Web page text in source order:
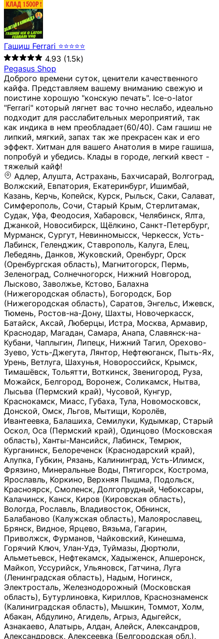
Гашиш Ferrari ⭐⭐⭐⭐⭐
4.93 (1.5k)
Pegasus Shop
Доброго времени суток, ценители качественного
кайфа. Представляем вашему вниманию свежую и
поистине хорошую "конскую печать". Ice-o-lator
"Ferrari" который лягнет вас точно неслабо, идеально
подходит для расслабительных мероприятий, так
как индика в нем преобладает(60/40). Сам гашиш не
липкий, мягкий, запах так же прекрасен как и его
эффект. Хитман для вашего Анатолия в мире гашиша,
попробуй и убедись. Клады в городе, легкий квест -
тяжелый кайф!
Адлер, Алушта, Астрахань, Бахчисарай, Волгоград, Волжский, Евпатория, Екатеринбург, Ишимбай, Казань, Керчь, Копейск, Курск, Рыльск, Саки, Салават, Симферополь, Сочи, Старый Крым, Стерлитамак, Судак, Уфа, Феодосия, Хабаровск, Челябинск, Ялта, Джанкой, Новосибирск, Щёлкино, Санкт-Петербург, Мурманск, Сургут, Невинномысск, Черкесск, Усть-Лабинск, Геленджик, Ставрополь, Калуга, Елец, Лебедянь, Данков, Жуковский, Оренбург, Орск (Оренбургская область), Магнитогорск, Пермь, Зеленоград, Солнечногорск, Нижний Новгород, Лысково, Заволжье, Кстово, Балахна (Нижегородская область), Богородск, Бор (Нижегородская область), Саратов, Энгельс, Ижевск, Тюмень, Ростов-на-Дону, Шахты, Новочеркасск, Батайск, Аксай, Люберцы, Истра, Москва, Армавир, Краснодар, Магадан, Самара, Анапа, Славянск-на-Кубани, Чаплыгин, Липецк, Нижний Тагил, Орехово-Зуево, Усть-Джегута, Лянтор, Нефтеюганск, Пыть-Ях, Урень, Ветлуга, Шахунья, Новороссийск, Крымск, Тимашёвск, Тольятти, Воткинск, Звенигород, Руза, Можайск, Белгород, Воронеж, Соликамск, Нытва, Лысьва (Пермский край), Чусовой, Кунгур, Краснокамск, Миасс, Губаха, Тула, Новомосковск, Донской, Омск, Льгов, Мытищи, Королёв, Ивантеевка, Балашиха, Семилуки, Кудымкар, Старый Оскол, Оса (Пермский край), Одинцово (Московская область), Ханты-Мансийск, Лабинск, Темрюк, Курганинск, Белореченск (Краснодарский край), Алупкa, Губкин, Рязань, Калининград, Усть-Илимск, Фрязино, Минеральные Воды, Пятигорск, Кострома, Ярославль, Коркино, Верхняя Пышма, Подольск, Красноярск, Смоленск, Долгопрудный, Чебоксары, Калачинск, Канск, Киров (Кировская область), Вологда, Рославль, Владивосток, Обнинск, Балабаново (Калужская область), Малоярославец, Брянск, Видное, Ярцево, Вязьма, Гагарин, Приволжск, Фурманов, Чайковский, Кинешма, Горячий Ключ, Улан-Удэ, Туймазы, Дюртюли, Альметьевск, Нефтекамск, Хадыженск, Апшеронск, Майкоп, Уссурийск, Ульяновск, Гатчина, Луга (Ленинградская область), Надым, Ногинск, Электросталь, Железнодорожный (Московская область), Бутурлиновка, Кириллов, Краснознаменск (Калиниградская область), Мышкин, Томмот, Холм, Абакан, Абдулино, Агидель, Агрыз, Адыгейск, Азнакаево, Алатырь, Алдан, Алейск, Александров, Александровск, Алексеевка (Белгородская обл.), Алексин, Амурск, Анадырь, Ангарск, Андреаполь, Анжеро-Судженск, Анива, Апатиты, Арамиль, Ардон, Арзамас, Аркадак, Арсеньев, Артём, Артёмовский, Архангельск, Асбест, Асино, Аткарск, Ахтубинск, Аша, Бабаево (Вологодская область), Бавлы (Республика Татарстан), Байкальск, Бакал, Баксан, Балаклава, Балаково (Саратовская область), Балашов (Саратовская область), Балтийск, Барабинск, Барнаул, Барыш (Ульяновская область), Бежецк, Белая Калитва (Ростовская область), Белебей, Белогорск (Крым), Белозерск, Белокуриха, Беломорск, Белоозёрский (Московская область), Белорецк (Республика Башкортостан), Кызыл, Белоярский (Ханты-Мансийский АО), Бердск, Березники (Пермский край), Берёзовский (Кемеровская область), Берёзовский (Свердловская область), Беслан, Бийск, Бикин, Билибино, Биробиджан, Благовещенск (Амурская область), Благовещенск (Башкортостан), Бобров, Богородицк, Боготол, Богучар, Бокситогорск (Ленинградская область), Бологое (Тверская область), Болхов, Большой Камень (Приморский край), Борисоглебск (Воронежская область), Боровичи (Новгородская область), Боровск, Бородино, Братск, Бронницы (Московская область), Бугульма (Республика Татарстан), Бугуруслан (Оренбургская область), Буинск, Буй, Буйнакск, Валдай, Валуйки, Велиж, Великие Луки, Великий Новгород, Великий Устюг, Вельск, Венёв, Верещагино, Верхнеуральск, Верхний Уфалей, Верхняя Салда, Верхняя Тура, Весьегонск, Вилючинск, Вихоревка, Вичуга, Владикавказ, Волгодонск, Волгореченск, Володарск, Волосово, Волчанск, Вольск, Воркута, Ворсма, Всеволожск (Ленинградская область), Вуктыл, Выкса, Высоковск, Высоцк, Вытегра, Вышний Волочёк, Вяземский, Вязники, Вятские Поляны, Нея, Шилка, Гаврилов Посад, Гаврилов-Ям, Гай, Галич, Гдов, Голицыно, Горно-Алтайск, Горнозаводск, Горняк, Городец, Гороховец, Гремячинск, Грозный, Грязи, Грязовец, Губкинский, Гуково, Гулькевичи, Гурьевск (Калининградская область), Гурьевск (Кемеровская область), Гусев, Гусь-Хрустальный, Давлеканово, Далматово, Дальнегорск, Дегтярск, Дедовск, Демидов, Дербент, Десногорск, Дзержинск, Дзержинский (Московская область), Дивногорск, Димитровград, Дмитровск, Дно, Добрянка, Долинск, Домодедово, Донецк (ДНР), Дорогобуж, Дрезна, Дубна, Дудинка, Духовщина, Дятьково, Егорьевск, Елабуга, Елизово, Ельня (Будет изменено название), Емва, Енисейск, Ермолино, Ершов, Ессентуки, Ефремов, Железноводск, Железногорск (Красноярский край), Железногорск (Курская область), Железногорск-Илимский, Жигулёвск, Жиздра, Жирновск, Жуков, Жуковка, Заводоуковск, Заволжск, Задонск, Заинск, Заозёрный, Заозёрск, Западная Двина, Заполярный, Зарайск, Заречный (Пензенская область), Заречный (Свердловская область), Заринск, Звенигово, Зверево, Зеленогорск ( Ленинградская обл. ), Зеленоградск, Зеленодольск, Зеленокумск, Зерноград, Зима, Змеиногорск, Зубцов, Ивангород, Иваново, Ивдель, Избербаш, Изобильный, Иланский, Инза, Инкерман, Инта, Ипатово, Искитим, Йошкар-Ола, Кадников, Калач, Калач-на-Дону, Калининск, Калтан, Калязин, Камбарка, Каменка (Пензенская область), Каменногорск (Ленинградская область), Каменск-Уральский, Каменск-Шахтинский, Камень-на-Оби, Камешково, Камышин, Канаш, Кандалакша, Карабаново, Карабаш, Карачаевск, Каргат, Каргополь, Карпинск, Карталы, Касимов, Касли, Каспийск, Катав-Ивановск, Катайск, Качканар, Кашин, Кашира, Кемерово, Кемь, Кизел, Кизилюрт, Кизляр, Кимовск, Кимры, Кингисепп, Кинель, Киреевск, Киренск, Киржач, Кириши, Кирово-Чепецк, Кировск (Ленинградская область), Кировск (Мурманская область), Кирсанов, Киселёвск, Кисловодск, Климовск, Клинцы, Княгинино, Ковдор, Ковров, Когалым, Козельск, Козьмодемьянск, Кола, Кологрив, Колпашево, Колпино, Кольчугино, Комсомольск, Комсомольск-на-Амуре, Конаково, Кондопога, Кондрово, Константиновск, Кораблино, Кореновск, Корсаков, Коряжма, Костерёво, Костомукша, Котельники, Котельниково, Котельнич, Котлас, Котовск, Кохма, Красноармейск (Московская область), Краснозаводск, Краснознаменск (Московская область), Краснокаменск, Краснослободск (Волгоградская область), Краснотурьинск, Красноуральск, Красный Сулин, Кремёнки, Кропоткин, Кубинка, Кувшиново (Тверская область), Кудрово, Кулебаки, Кумертау, Курлово, Куровское, Куртамыш, Курчатов, Куса, Кушва, Кыштым, Лабытнанги, Лагань, Лаишево (Республика Татарстан), Лакинск, Лангепас, Лахденпохья, Ленинск-Кузнецкий, Ленск (Республика Саха), Лермонтов (Ставропольский край), Лесозаводск (Приморский край), Лесосибирск, Ливны (Орловская область), Ликино-Дулёво, Липки (Тульская область), Лиски (Воронежская область), Лихославль, Лодейное Поле, Ломоносов (Санкт-Петербург), Лосино-Петровский, Лукоянов, Луховицы, Лыткарино, Любань (Ленинградская область), Любим, Людиново, Магас, Майский, Макаров, Малая Вишера, Малгобек, Мамадыш, Мамоново, Мантурово, Маркс, Махачкала, Мглин, Мегион, Медвежьегорск, Медногорск, Медынь, Меленки, Мелеуз, Менделеевск, Мещовск, Микунь, Миллерово, Минусинск, Миньяр, Мирный (Архангельская область), Мирный (Якутия), Михайловка (Город), Михайловск (Свердловская область), Михайловск (Ставропольский край), Могоча, Можга, Моздок, Мончегорск, Морозовск, Моршанск, Мосальск, Муравленко, Мурино, Муром, Мценск, Мыски, Набережные Челны, Навашино (Нижегородская область), Назарово (Красноярский край), Назрань, Нальчик, Наро-Фоминск, Нарткала, Нарьян-Мар, Находка, Невель (Псковская область), Невельск, Невьянск, Нелидово (Тверская область), Неман, Нерехта (Костромская область), Нерюнгри, Нестеров, Нефтегорск (Самарская область), Нефтекумск, Нижневартовск, Нижнекамск (Республика Татарстан), Нижнеудинск, Нижние Серги, Нижний Ломов, Нижняя Тура, Николаевск-на-Амуре, Никольск (Вологодская область), Никольск (Пензенская область), Новая Ладога, Новая Ляля, Новоалександровск, Новоалтайск, Нововоронеж, Новодвинск, Новозыбков, Новокубанск, Новокуйбышевск, Новомичуринск, Новопавловск, Новоржев, Новосокольники, Новотроицк, Новоульяновск, Новоуральск, Новохопёрск, Новочебоксарск, Новошахтинск, Новый Оскол, Новый Уренгой, Норильск, Нурлат, Нягань, Нязепетровск, Няндома, Облучье, Обоянь, Озёрск (Калининградская область), Озёрск (Челябинская область), Озёры, Октябрьск (Самарская область), Октябрьский (Башкортостан), Окуловка (Новгородская область), Оленегорск, Олонец, Онега, Опочка, Осинники, Осташков, Остров, Острогожск, Отрадный, Оха, Павлово, Павловск (Воронежская область), Павловск (Санкт-Петербург), Павловский Посад, Партизанск, Певек, Пенза, Первоуральск, Перевоз, Пересвет, Переславль-Залесский, Пестово (Новгородская область), Петрозаводск, Петропавловск-Камчатский, Печоры, Пикалёво, Пионерский, Питкяранта, Плавск, Плёс, Подпорожье, Покачи, Покров, Покровск, Полесск, Полысаево, Полярные Зори, Полярный, Поронайск, Порхов, Похвистнево, Почеп, Починок, Пошехонье, Правдинск, Приморск (Калининградская область), Приморско-Ахтарск, Приозерск, Прокопьевск, Протвино, Прохладный, Пугачёв, Пудож, Пустошка, Пушкино, Пущино, Пыталово, Радужный (Владимирская область), Радужный (Ханты-Мансийский АО), Райчихинск, Раменское, Рассказово, Ревда, Реж, Реутов, Родники, Россошь, Ростов (Ярославская обл.), Рошаль, Ртищево, Рубцовск, Рузаевка, Рыбинск, Рыбное, Ряжск, Салехард, Сальск, Саранск, Сарапул, Саров, Сасово, Сатка, Сафоново, Саяногорск, Саянск, Светлогорск, Светлоград, Светлый, Светогорск (Ленинградская область), Свободный, Себеж, Северобайкальск, Северодвинск, Североуральск, Сегежа, Семикаракорск, Сенгилей, Серафимович, Сергач, Сергиев Посад, Сердобск, Сертолово (Ленинградская область), Сестрорецк (Ленинградская область), Сибай, Скопин, Славгород, Сланцы, Слободской, Слюдянка, Собинка, Советск (Кировская область), Советск (Калининградская область), Советск (Тульская область), Советская Гавань, Советский (Ханты-Мансийский АО), Сокол (Вологодская область), Солигалич, Соль-Илецк, Сольцы, Сортавала, Сосенский, Сосновоборск, Сосновый Бор (Ленинградская область), Сосногорск, Спас-Клепики, Спасск-Рязанский, С